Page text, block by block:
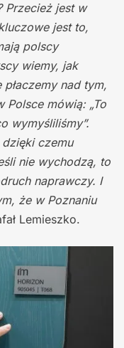
Przecież jest w
jest to,
polscy
wiemy, jak
nad tym,
Polsce mówią: „To
wymyśliliśmy”.
dzięki czemu
nie wychodzą, to
naprawczy. I
że w Poznaniu
Lemieszko.